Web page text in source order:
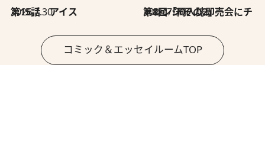
2026.7.30
第15話 アイス 2026.7.30
第8回「同人誌即売会にチャレンジ その2」
コミック＆エッセイルームTOP